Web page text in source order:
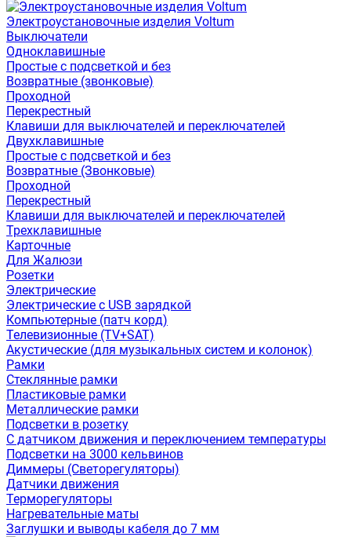
Электроустановочные изделия Voltum
Выключатели
Одноклавишные
Простые с подсветкой и без
Возвратные (звонковые)
Проходной
Перекрестный
Клавиши для выключателей и переключателей
Двухклавишные
Простые с подсветкой и без
Возвратные (Звонковые)
Проходной
Перекрестный
Клавиши для выключателей и переключателей
Трехклавишные
Карточные
Для Жалюзи
Розетки
Электрические
Электрические с USB зарядкой
Компьютерные (патч корд)
Телевизионные (TV+SAT)
Акустические (для музыкальных систем и колонок)
Рамки
Стеклянные рамки
Пластиковые рамки
Металлические рамки
Подсветки в розетку
С датчиком движения и переключением температуры
Подсветки на 3000 кельвинов
Диммеры (Светорегуляторы)
Датчики движения
Терморегуляторы
Нагревательные маты
Заглушки и выводы кабеля до 7 мм